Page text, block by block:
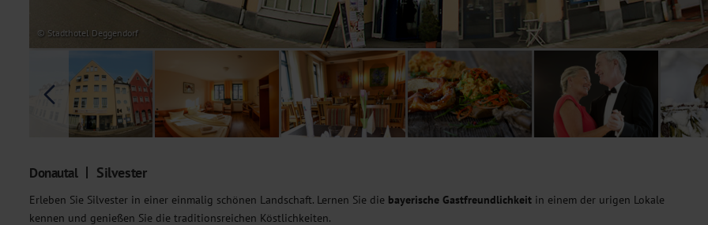
© Stadthotel Deggendorf
Donautal Silvester
Erleben Sie Silvester in einer einmalig schönen Landschaft. Lernen Sie die bayerische Gastfreundlichkeit in einem der urigen Lokale
kennen und genießen Sie die traditionsreichen Köstlichkeiten.
Datenschutzhinweisen. Sie können Ihre Einwilligung jederzeit in den Cookie-Einstellungen
widerrufen.
Marketing
Diese Cookies werden genutzt, um Ihnen personalisierte Inhalte, passend zu Ihren Interessen anzuzeigen.